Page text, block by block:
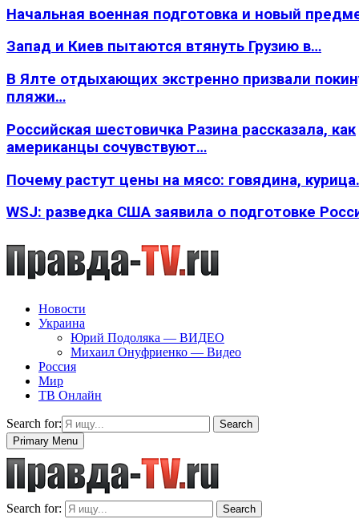
Начальная военная подготовка и новый
Запад и Киев пытаются втянуть Грузию в…
В Ялте отдыхающих экстренно призвали
пляжи…
Российская шестовичка Разина рассказала, как
американцы сочувствуют…
Почему растут цены на мясо: говядина,
WSJ: разведка США заявила о подготовке
Новости
Украина
Юрий Подоляка — ВИДЕО
Михаил Онуфриенко — Видео
Россия
Мир
ТВ Онлайн
Search for:
Search
Primary Menu
Search for: Search